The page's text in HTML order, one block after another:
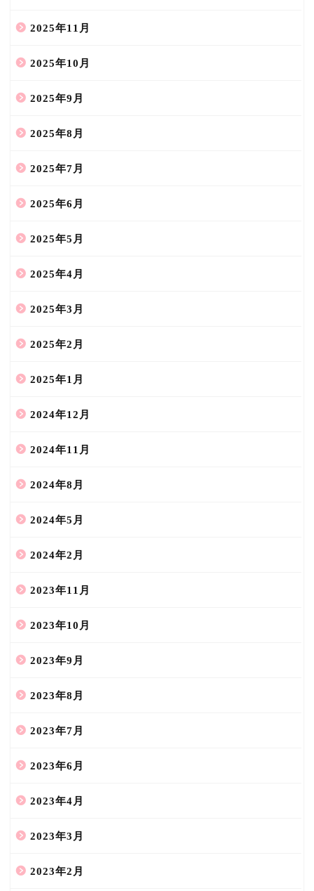
2025年11月
2025年10月
2025年9月
2025年8月
2025年7月
2025年6月
2025年5月
2025年4月
2025年3月
2025年2月
2025年1月
2024年12月
2024年11月
2024年8月
2024年5月
2024年2月
2023年11月
2023年10月
2023年9月
2023年8月
2023年7月
2023年6月
2023年4月
2023年3月
2023年2月